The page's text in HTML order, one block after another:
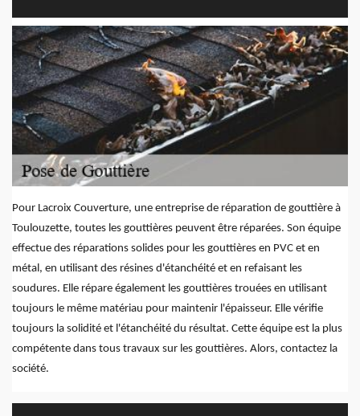
Pour Lacroix Couverture, une entreprise de réparation de gouttière à
Toulouzette, toutes les gouttières peuvent être réparées. Son équipe
effectue des réparations solides pour les gouttières en PVC et en
métal, en utilisant des résines d'étanchéité et en refaisant les
soudures. Elle répare également les gouttières trouées en utilisant
toujours le même matériau pour maintenir l'épaisseur. Elle vérifie
toujours la solidité et l'étanchéité du résultat. Cette équipe est la plus
compétente dans tous travaux sur les gouttières. Alors, contactez la
société.